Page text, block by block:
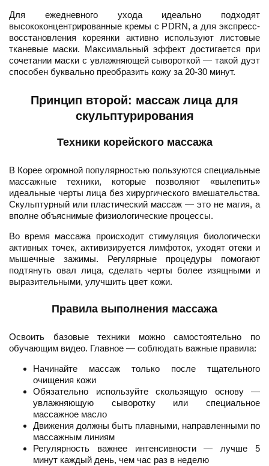
Для ежедневного ухода идеально подходят
высококонцентрированные кремы с PDRN, а для экспресс-
восстановления кореянки активно используют листовые
тканевые маски. Максимальный эффект достигается при
сочетании маски с увлажняющей сывороткой — такой дуэт
способен буквально преобразить кожу за 20-30 минут.
Принцип второй: массаж лица для
скульптурирования
Техники корейского массажа
В Корее огромной популярностью пользуются специальные
массажные техники, которые позволяют «вылепить»
идеальные черты лица без хирургического вмешательства.
Скульптурный или пластический массаж — это не магия, а
вполне объяснимые физиологические процессы.
Во время массажа происходит стимуляция биологически
активных точек, активизируется лимфоток, уходят отеки и
мышечные зажимы. Регулярные процедуры помогают
подтянуть овал лица, сделать черты более изящными и
выразительными, улучшить цвет кожи.
Правила выполнения массажа
Освоить базовые техники можно самостоятельно по
обучающим видео. Главное — соблюдать важные правила:
Начинайте массаж только после тщательного
очищения кожи
Обязательно используйте скользящую основу —
увлажняющую сыворотку или специальное
массажное масло
Движения должны быть плавными, направленными по
массажным линиям
Регулярность важнее интенсивности — лучше 5
минут каждый день, чем час раз в неделю